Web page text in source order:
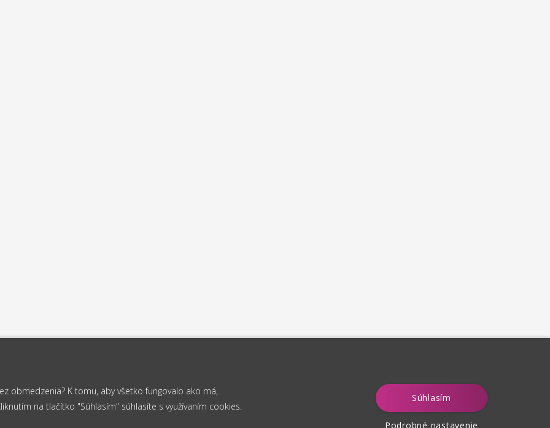
obmedzenia? K tomu, aby všetko fungovalo ako má,
na tlačítko "Súhlasím" súhlasíte s využívaním cookies.
Súhlasím
Podrobné nastavenie